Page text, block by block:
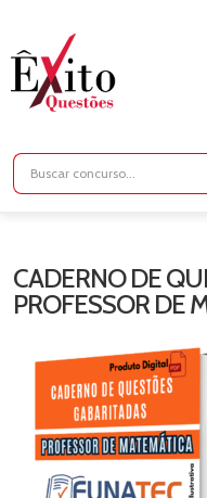
CADERNO DE
PROFESSOR DE